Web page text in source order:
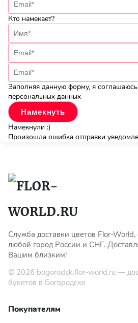
Кто намекает?
Заполняя данную форму, я
персональных данных
Намекнули :)
Произошла ошибка отправки
Служба доставки цветов Flor-World,
любой город России и СНГ.
Вашим близким!
© 2026 bogorodsk.flor-world.ru —
букетов в Богородске
Покупателям